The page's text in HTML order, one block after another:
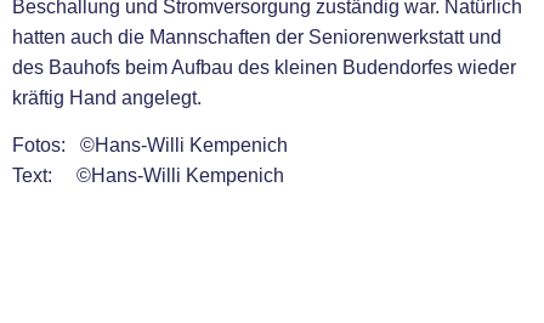
Beschallung und Stromversorgung zuständig war. Natürlich
hatten auch die Mannschaften der Seniorenwerkstatt und
des Bauhofs beim Aufbau des kleinen Budendorfes wieder
kräftig Hand angelegt.
Fotos: ©Hans-Willi Kempenich
Text: ©Hans-Willi Kempenich